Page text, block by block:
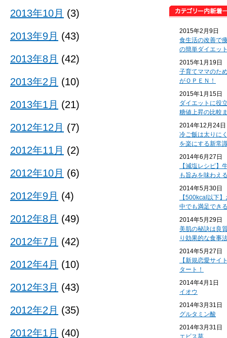
2015年2月9日
食生活の改善で
の簡単ダイエッ
2015年1月19日
子育てママのた
がＯＰＥＮ！
2015年1月15日
ダイエットに役
糖値上昇の比較
2014年12月24日
冷ご飯は太りに
を楽にする新常
2014年6月27日
【減塩レシピ】
も旨みを味わえ
2014年5月30日
【500kcal以下
中でも満足でき
2014年5月29日
美肌の秘訣は良
り効果的な食事
2014年5月27日
【新規恋愛サイ
タート！
2014年4月1日
イオウ
2014年3月31日
グルタミン酸
2014年3月31日
エビス草
2013年10月 (3)
2013年9月 (43)
2013年8月 (42)
2013年2月 (10)
2013年1月 (21)
2012年12月 (7)
2012年11月 (2)
2012年10月 (6)
2012年9月 (4)
2012年8月 (49)
2012年7月 (42)
2012年4月 (10)
2012年3月 (43)
2012年2月 (35)
2012年1月 (40)